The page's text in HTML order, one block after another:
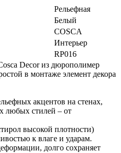
Рельефная
Белый
COSCA
Интерьер
RP016
Decor из дюрополимер
в монтаже элемент декора
акцентов на стенах,
любых стилей – от
высокой плотности)
к влаге и ударам.
долго сохраняет